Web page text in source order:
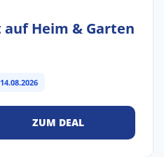
auf Heim & Garten
ZUM DEAL